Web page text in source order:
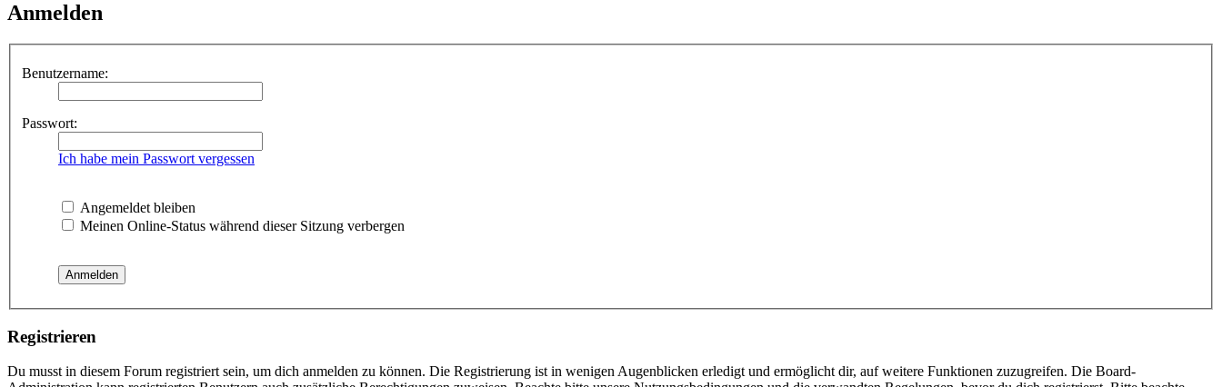
Anmelden
Benutzername:
Passwort:
Ich habe mein Passwort vergessen
Angemeldet bleiben
Meinen Online-Status während dieser Sitzung verbergen
Registrieren
Du musst in diesem Forum registriert sein, um dich anmelden zu können. Die Registrierung ist in wenigen Augenblicken erledigt und ermöglicht dir, auf weitere Funktionen zuzugreifen. Die Board-